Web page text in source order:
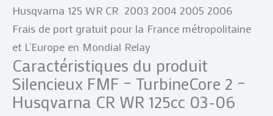
Husqvarna 125 WR CR 2003 2004 2005 2006
Frais de port gratuit pour la France métropolitaine
et L’Europe en Mondial Relay
Caractéristiques du produit
Silencieux FMF – TurbineCore 2 –
Husqvarna CR WR 125cc 03-06